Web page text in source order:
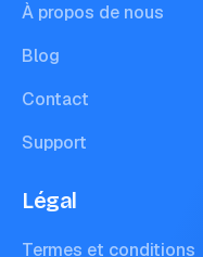
À propos de nous
Blog
Contact
Support
Légal
Termes et conditions